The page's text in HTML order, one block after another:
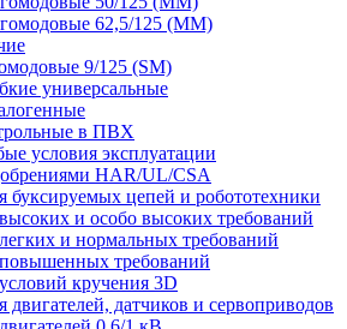
62,5/125 (ММ)
9/125 (SM)
универсальные
в ПВХ
условия эксплуатации
HAR/UL/CSA
буксируемых цепей и робототехники
и особо высоких требований
и нормальных требований
требований
кручения 3D
двигателей, датчиков и сервоприводов